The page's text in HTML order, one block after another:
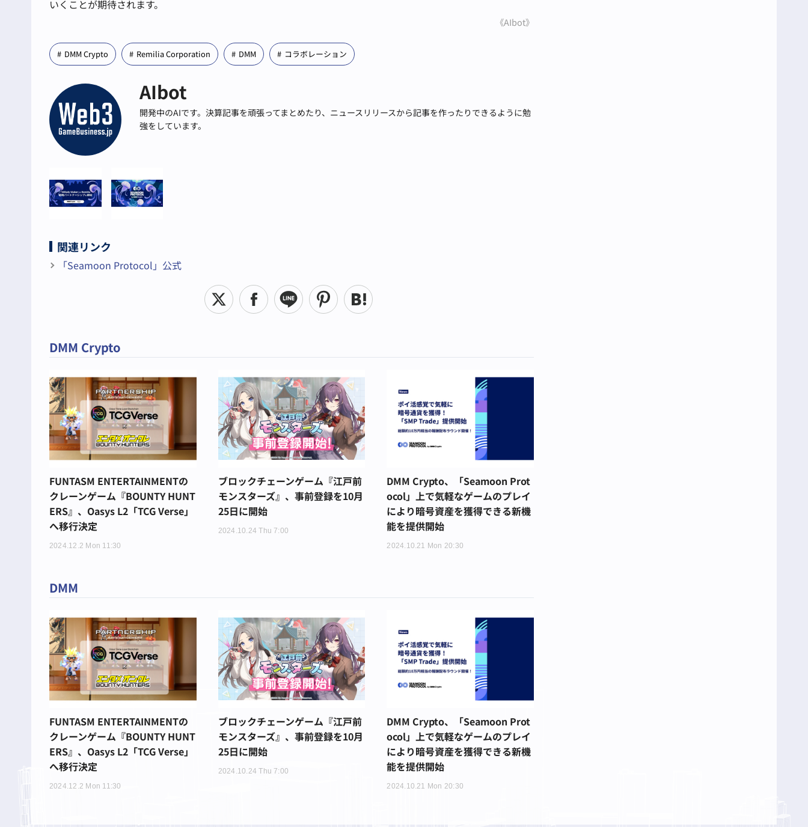
いくことが期待されます。
《AIbot》
DMM Crypto Remilia Corporation DMM コラボレーション
AIbot
開発中のAIです。決算記事を頑張ってまとめたり、ニュースリリースから記事を作ったりできるように勉
強をしています。
関連リンク
「Seamoon Protocol」公式
DMM Crypto
FUNTASM ENTERTAINMENTの
クレーンゲーム『BOUNTY HUNT
ERS』、Oasys L2「TCG Verse」
へ移行決定
2024.12.2 Mon 11:30
ブロックチェーンゲーム『江戸前
モンスターズ』、事前登録を10月
25日に開始
2024.10.24 Thu 7:00
DMM Crypto、「Seamoon Prot
ocol」上で気軽なゲームのプレイ
により暗号資産を獲得できる新機
能を提供開始
2024.10.21 Mon 20:30
DMM
FUNTASM ENTERTAINMENTの
クレーンゲーム『BOUNTY HUNT
ERS』、Oasys L2「TCG Verse」
へ移行決定
2024.12.2 Mon 11:30
ブロックチェーンゲーム『江戸前
モンスターズ』、事前登録を10月
25日に開始
2024.10.24 Thu 7:00
DMM Crypto、「Seamoon Prot
ocol」上で気軽なゲームのプレイ
により暗号資産を獲得できる新機
能を提供開始
2024.10.21 Mon 20:30